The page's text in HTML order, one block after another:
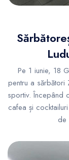
Pe 1 iunie, 18
pentru a sărbători
sportiv. Începând
cafea și
de